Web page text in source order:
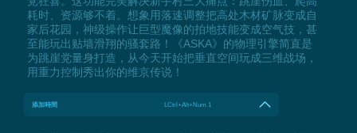
耗时、资源够不着。想象用落速调整把高处木材矿脉变成自
家后花园，神级操作让巨型魔像的拍地技能变成空气技，甚
至能玩出贴墙滑翔的骚套路！《ASKA》的物理引擎简直是
为跳崖党量身打造，从今天开始把垂直空间玩成三维战场，
用重力控制秀出你的维京传说！
添加時間 LCtrl+Alt+Num 1